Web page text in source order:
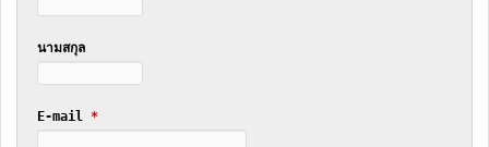
นามสกุล
E-mail *